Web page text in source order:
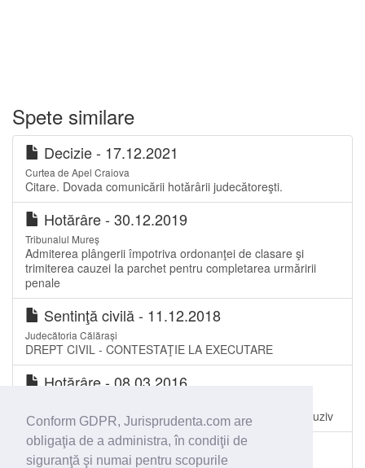
Conform GDPR, Jurisprudenta.com are
obligaţia de a administra, în condiţii de
siguranţă şi numai pentru scopurile
Spete similare
Decizie - 17.12.2021
Curtea de Apel Craiova
Citare. Dovada comunicării hotărârii judecătoreşti.
Hotărâre - 30.12.2019
Tribunalul Mureș
Admiterea plângerii împotriva ordonanţei de clasare şi
trimiterea cauzei Ia parchet pentru completarea urmăririi
penale
Sentinţă civilă - 11.12.2018
Judecătoria Călărași
DREPT CIVIL - CONTESTAŢIE LA EXECUTARE
Hotărâre - 08.03.2016
clauze abuzive - clauze invocate care nu au caracter abuziv
Sentinţă civilă - 30.01.2015